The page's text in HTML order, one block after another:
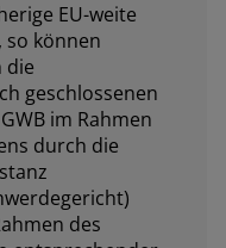
EU-weite
so können
die
geschlossenen
im Rahmen
durch die
des